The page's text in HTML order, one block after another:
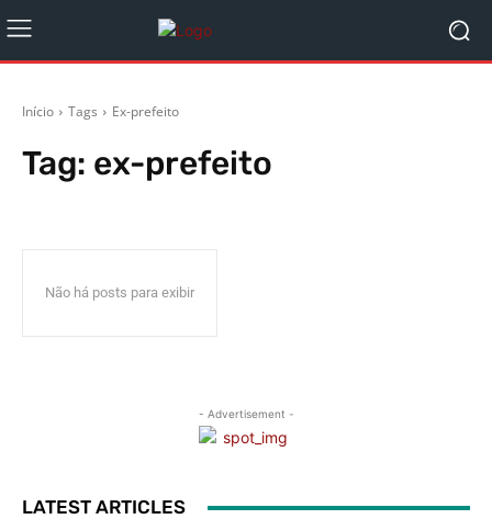
Início Tags Ex-prefeito
Tag: ex-prefeito
Não há posts para exibir
- Advertisement -
LATEST ARTICLES